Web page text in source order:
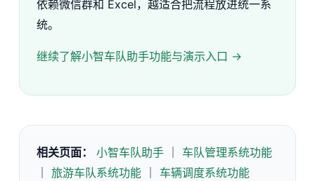
依赖微信群和 Excel，越适合把流程放进统一系
统。
继续了解小智车队助手功能与演示入口 →
相关页面： 小智车队助手｜ 车队管理系统功能
旅游车队系统功能｜ 车辆调度系统功能